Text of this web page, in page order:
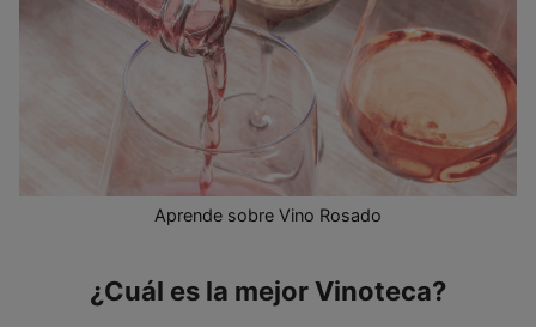
Aprende sobre Vino Rosado
¿Cuál es la mejor Vinoteca?